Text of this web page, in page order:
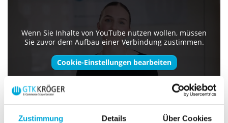
Zustimmung Details Über Cookies
Wenn Sie Inhalte von YouTube nutzen wollen, müssen
Sie zuvor dem Aufbau einer Verbindung zustimmen.
Cookie-Einstellungen bearbeiten